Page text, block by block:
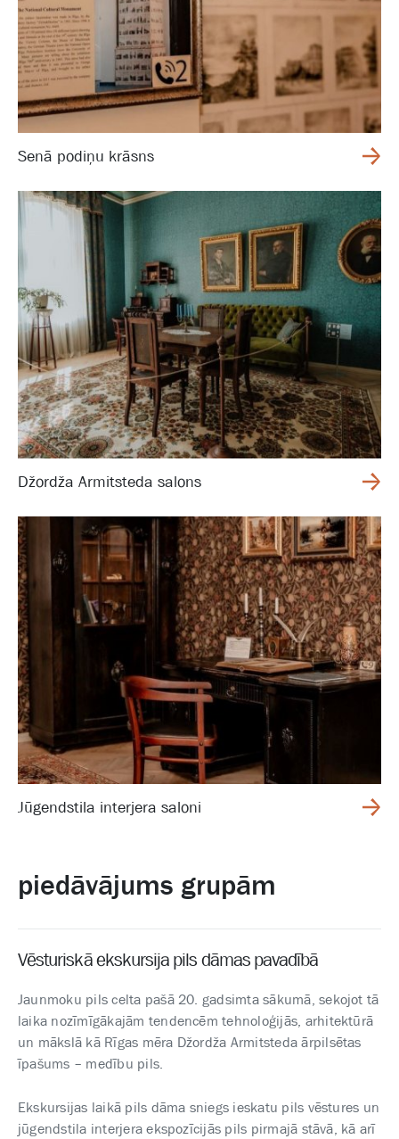
Senā podiņu krāsns
Džordža Armitsteda salons
Jūgendstila interjera saloni
piedāvājums grupām
Vēsturiskā ekskursija pils dāmas pavadībā
Jaunmoku pils celta pašā 20. gadsimta sākumā, sekojot tā
laika nozīmīgākajām tendencēm tehnoloģijās, arhitektūrā
un mākslā kā Rīgas mēra Džordža Armitsteda ārpilsētas
īpašums – medību pils.
Ekskursijas laikā pils dāma sniegs ieskatu pils vēstures un
jūgendstila interjera ekspozīcijās pils pirmajā stāvā, kā arī